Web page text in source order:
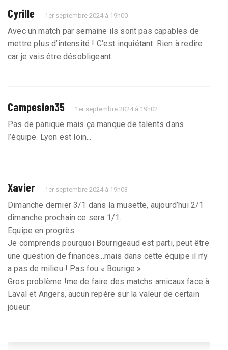
Cyrille 1er septembre 2024 à 19h00
Avec un match par semaine ils sont pas capables de
mettre plus d’intensité ! C’est inquiétant. Rien à redire
car je vais être désobligeant
Campesien35 1er septembre 2024 à 19h02
Pas de panique mais ça manque de talents dans
l’équipe. Lyon est loin...
Xavier 1er septembre 2024 à 19h03
Dimanche dernier 3/1 dans la musette, aujourd’hui 2/1
dimanche prochain ce sera 1/1.
Equipe en progrès.
Je comprends pourquoi Bourrigeaud est parti, peut être
une question de finances...mais dans cette équipe il n’y
a pas de milieu ! Pas fou « Bourige »
Gros problème !me de faire des matchs amicaux face à
Laval et Angers, aucun repère sur la valeur de certain
joueur.